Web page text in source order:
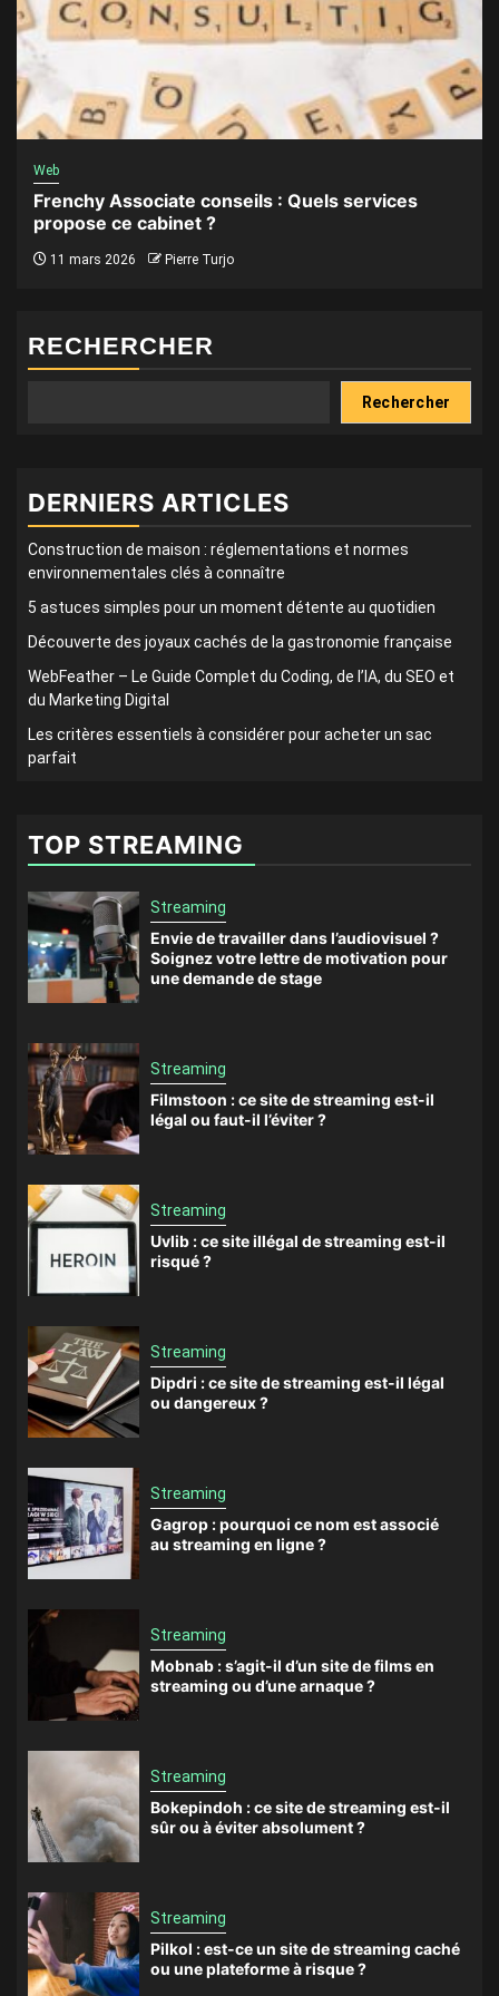
Web
Frenchy Associate conseils : Quels services
propose ce cabinet ?
11 mars 2026 Pierre Turjo
RECHERCHER
Rechercher
DERNIERS ARTICLES
Construction de maison : réglementations et normes
environnementales clés à connaître
5 astuces simples pour un moment détente au quotidien
Découverte des joyaux cachés de la gastronomie française
WebFeather – Le Guide Complet du Coding, de l’IA, du SEO et
du Marketing Digital
Les critères essentiels à considérer pour acheter un sac
parfait
TOP STREAMING
Streaming
Envie de travailler dans l’audiovisuel ?
Soignez votre lettre de motivation pour
une demande de stage
Streaming
Filmstoon : ce site de streaming est-il
légal ou faut-il l’éviter ?
Streaming
Uvlib : ce site illégal de streaming est-il
risqué ?
Streaming
Dipdri : ce site de streaming est-il légal
ou dangereux ?
Streaming
Gagrop : pourquoi ce nom est associé
au streaming en ligne ?
Streaming
Mobnab : s’agit-il d’un site de films en
streaming ou d’une arnaque ?
Streaming
Bokepindoh : ce site de streaming est-il
sûr ou à éviter absolument ?
Streaming
Pilkol : est-ce un site de streaming caché
ou une plateforme à risque ?